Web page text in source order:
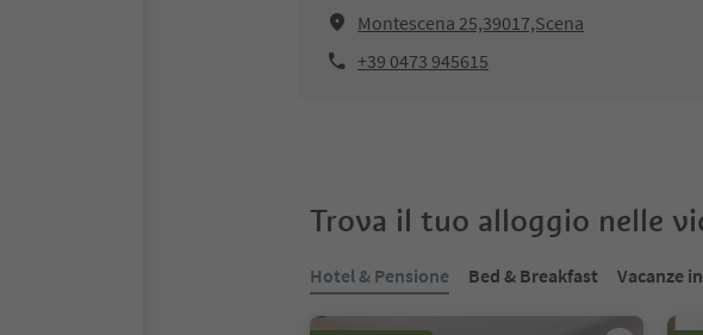
Montescena 25,39017,Scena
+39 0473 945615
Trova il tuo alloggio nelle
Hotel & Pensione Bed & Breakfast Vacanze